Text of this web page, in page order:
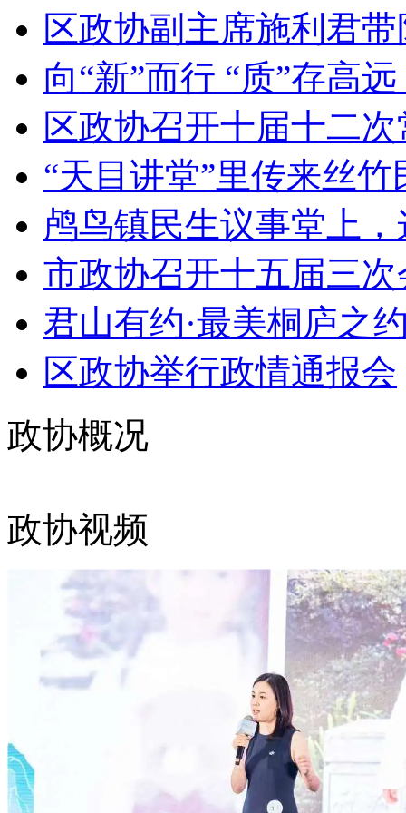
区政协副主席施利君
向“新”而行 “质”存高
区政协召开十届十二
“天目讲堂”里传来丝竹
鸬鸟镇民生议事堂上
市政协召开十五届三
君山有约·最美桐庐之
区政协举行政情通报会
政协概况
政协视频